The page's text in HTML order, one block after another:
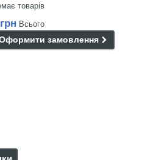
товарів
Всього
замовлення